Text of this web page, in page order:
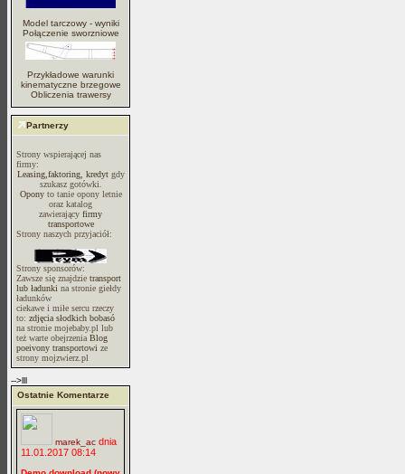
Model tarczowy - wyniki
Połączenie sworzniowe
Przykładowe warunki
kinematyczne brzegowe
Obliczenia trawersy
Partnerzy
Strony wspierającej nas
firmy:
Leasing,faktoring, kredytgdy
szukasz gotówki.
Oponyto tanie opony letnie
oraz katalog
zawierający firmy
transportowe
Strony naszych przyjaciół:
Strony sponsorów:
Zawsze się znajdzie transport
lub ładunki na stronie giełdy
ładunków
ciekawe i miłe sercu rzeczy
to: zdjęcia słodkich bobasó
na stronie mojebaby.pl lub
też warte obejrzenia Blog
poeivony transportowi ze
strony mojzwierz.pl
-->lll
Ostatnie Komentarze
marek_ac dnia
11.01.2017 08:14